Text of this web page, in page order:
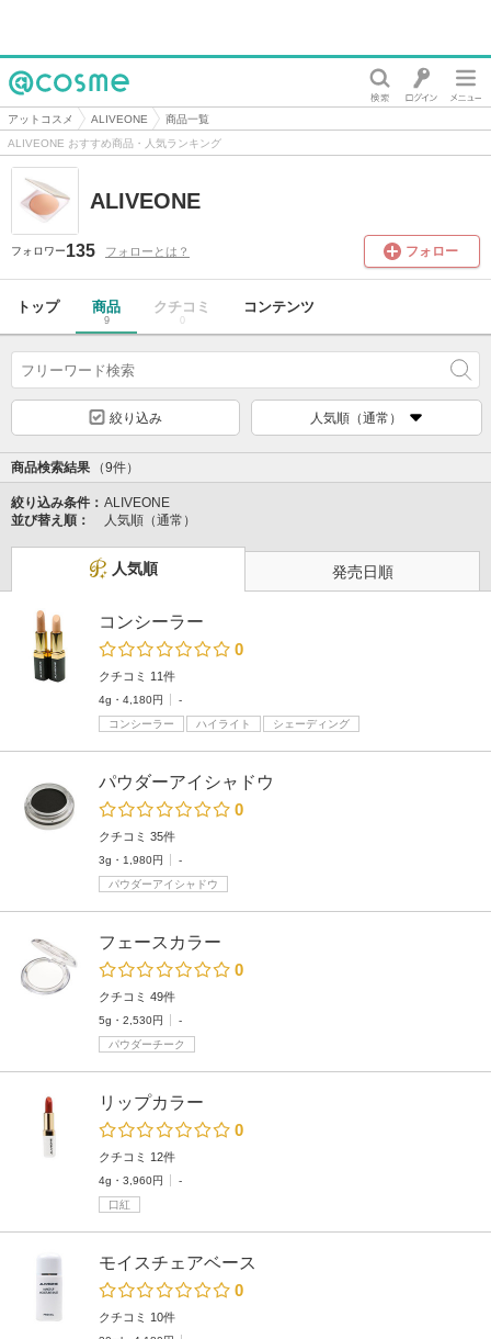
@cosme
アットコスメ ALIVEONE
商品一覧
ALIVEONE おすすめ商品・人気ランキング
ALIVEONE
フォロワー135 フォローとは？ フォロー
トップ 商品
9
クチコミ
0
コンテンツ
絞り込み 人気順（通常）
商品検索結果 （9件）
絞り込み条件： ALIVEONE
並び替え順：
人気順（通常）
人気順 発売日順
コンシーラー
0
クチコミ 11件
4g・4,180円
-
コンシーラー
ハイライト シェーディング
パウダーアイシャドウ
0
クチコミ 35件
3g・1,980円
-
パウダーアイシャドウ
フェースカラー
0
クチコミ 49件
5g・2,530円
-
パウダーチーク
リップカラー
0
クチコミ 12件
4g・3,960円
-
口紅
モイスチェアベース
0
クチコミ 10件